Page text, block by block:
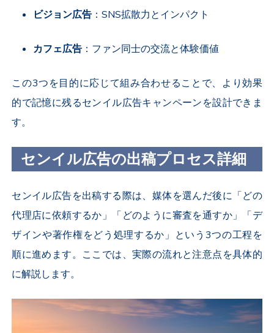
ビジョン広告 ：SNS拡散力とインパクト
カフェ広告 ：ファン同士の交流と体験価値
この3つを目的に応じて組み合わせることで、より効果
的で記憶に残るセンイル広告キャンペーンを設計できま
す。
センイル広告の出稿プロセス詳細
センイル広告を出稿する際は、媒体を選んだ後に「どの
代理店に依頼するか」「どのように審査を通すか」「デ
ザインや著作権をどう処理するか」という 3つの工程を
順に進めます。ここでは、実際の流れと注意点を具体的
に解説します。